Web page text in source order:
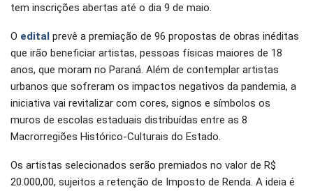
tem inscrições abertas até o dia 9 de maio.
O edital prevê a premiação de 96 propostas de obras inéditas
que irão beneficiar artistas, pessoas físicas maiores de 18
anos, que moram no Paraná. Além de contemplar artistas
urbanos que sofreram os impactos negativos da pandemia, a
iniciativa vai revitalizar com cores, signos e símbolos os
muros de escolas estaduais distribuídas entre as 8
Macrorregiões Histórico-Culturais do Estado.
Os artistas selecionados serão premiados no valor de R$
20.000,00, sujeitos a retenção de Imposto de Renda. A ideia é